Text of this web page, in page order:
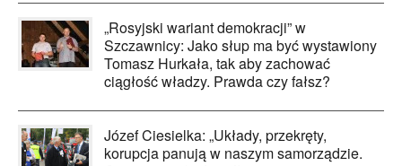
„Rosyjski wariant demokracji” w
Szczawnicy: Jako słup ma być wystawiony
Tomasz Hurkała, tak aby zachować
ciągłość władzy. Prawda czy fałsz?
Józef Ciesielka: „Układy, przekręty,
korupcja panują w naszym samorządzie.